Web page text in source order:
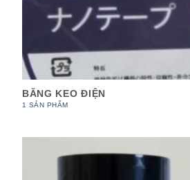
BĂNG KEO ĐIỆN
1 SẢN PHẨM